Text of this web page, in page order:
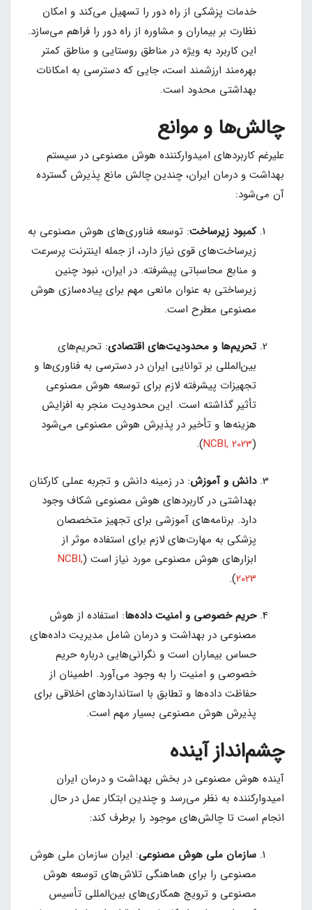
خدمات پزشکی از راه دور را تسهیل می‌کند و امکان
نظارت بر بیماران و مشاوره از راه دور را فراهم می‌سازد.
این کاربرد به ویژه در مناطق روستایی و مناطق کمتر
بهره‌مند ارزشمند است، جایی که دسترسی به امکانات
بهداشتی محدود است.
چالش‌ها و موانع
علیرغم کاربردهای امیدوارکننده هوش مصنوعی در سیستم
بهداشت و درمان ایران، چندین چالش مانع پذیرش گسترده
آن می‌شود:
کمبود زیرساخت: توسعه فناوری‌های هوش مصنوعی به
زیرساخت‌های قوی نیاز دارد، از جمله اینترنت پرسرعت
و منابع محاسباتی پیشرفته. در ایران، نبود چنین
زیرساختی به عنوان مانعی مهم برای پیاده‌سازی هوش
مصنوعی مطرح است.
تحریم‌ها و محدودیت‌های اقتصادی: تحریم‌های
بین‌المللی بر توانایی ایران در دسترسی به فناوری‌ها و
تجهیزات پیشرفته لازم برای توسعه هوش مصنوعی
تأثیر گذاشته است. این محدودیت منجر به افزایش
هزینه‌ها و تأخیر در پذیرش هوش مصنوعی می‌شود
(
NCBI, 2023
).
دانش و آموزش: در زمینه دانش و تجربه عملی کارکنان
بهداشتی در کاربردهای هوش مصنوعی شکاف وجود
دارد. برنامه‌های آموزشی برای تجهیز متخصصان
پزشکی به مهارت‌های لازم برای استفاده موثر از
ابزارهای هوش مصنوعی مورد نیاز است (NCBI,
2023
).
حریم خصوصی و امنیت داده‌ها: استفاده از هوش
مصنوعی در بهداشت و درمان شامل مدیریت داده‌های
حساس بیماران است و نگرانی‌هایی درباره حریم
خصوصی و امنیت را به وجود می‌آورد. اطمینان از
حفاظت داده‌ها و تطابق با استانداردهای اخلاقی برای
پذیرش هوش مصنوعی بسیار مهم است.
چشم‌انداز آینده
آینده هوش مصنوعی در بخش بهداشت و درمان ایران
امیدوارکننده به نظر می‌رسد و چندین ابتکار عمل در حال
انجام است تا چالش‌های موجود را برطرف کند:
سازمان ملی هوش مصنوعی: ایران سازمان ملی هوش
مصنوعی را برای هماهنگی تلاش‌های توسعه هوش
مصنوعی و ترویج همکاری‌های بین‌المللی تأسیس